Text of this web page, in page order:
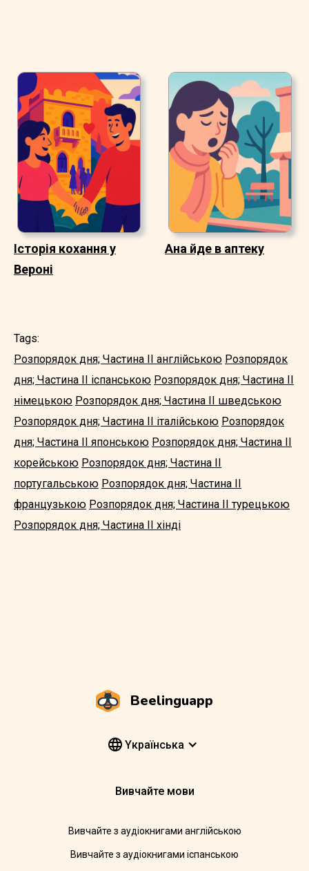
Історія кохання у
Вероні
Ана йде в аптеку
Tags:
Розпорядок дня; Частина II англійською Розпорядок
дня; Частина II іспанською Розпорядок дня; Частина II
німецькою Розпорядок дня; Частина II шведською
Розпорядок дня; Частина II італійською Розпорядок
дня; Частина II японською Розпорядок дня; Частина II
корейською Розпорядок дня; Частина II
португальською Розпорядок дня; Частина II
французькою Розпорядок дня; Частина II турецькою
Розпорядок дня; Частина II хінді
Beelinguapp
Yкраїнська
Вивчайте мови
Вивчайте з аудіокнигами англійською
Вивчайте з аудіокнигами іспанською